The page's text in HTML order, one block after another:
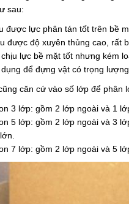
sau:
được lực phân tán tốt trên bề
được độ xuyên thủng cao, rất
lực bề mặt tốt nhưng kém
để đựng vật có trọng lượng
căn cứ vào số lớp để phân
3 lớp: gồm 2 lớp ngoài và 1
5 lớp: gồm 2 lớp ngoài và 3
7 lớp: gồm 2 lớp ngoài và 5